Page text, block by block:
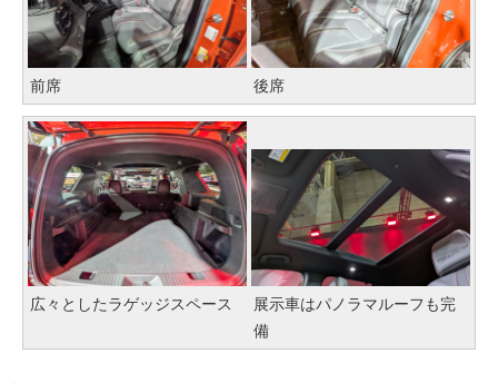
前席 後席
広々としたラゲッジスペース
展示車はパノラマルーフも完
備